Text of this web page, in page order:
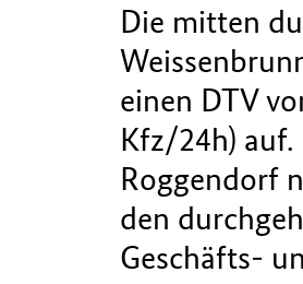
Die mitten
einen DTV
Kfz/24h)
Roggendorf
den
Geschäfts-